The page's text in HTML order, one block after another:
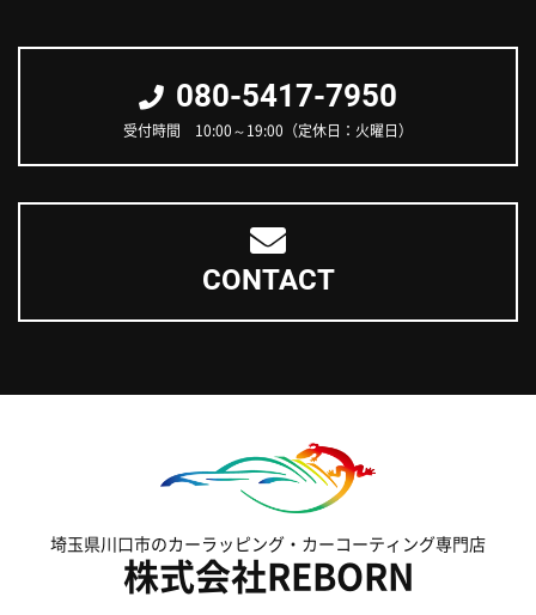
080-5417-7950
受付時間 10:00～19:00（定休日：火曜日）
CONTACT
埼玉県川口市のカーラッピング・カーコーティング専門店
株式会社REBORN